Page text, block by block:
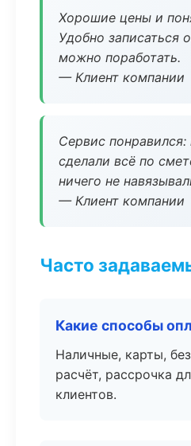
Хорошие цены и
Удобно записаться
можно поработать.
— Клиент компании
Сервис
сделали всё по
ничего не
— Клиент компании
Часто
Какие способы
Наличные, карты,
расчёт, рассрочка
клиентов.